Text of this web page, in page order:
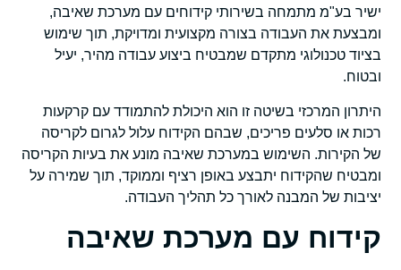
ישיר בע"מ מתמחה בשירותי קידוחים עם מערכת שאיבה,
ומבצעת את העבודה בצורה מקצועית ומדויקת, תוך שימוש
בציוד טכנולוגי מתקדם שמבטיח ביצוע עבודה מהיר, יעיל
ובטוח.
היתרון המרכזי בשיטה זו הוא היכולת להתמודד עם קרקעות
רכות או סלעים פריכים, שבהם הקידוח עלול לגרום לקריסה
של הקירות. השימוש במערכת שאיבה מונע את בעיות הקריסה
ומבטיח שהקידוח יתבצע באופן רציף וממוקד, תוך שמירה על
יציבות של המבנה לאורך כל תהליך העבודה.
קידוח עם מערכת שאיבה